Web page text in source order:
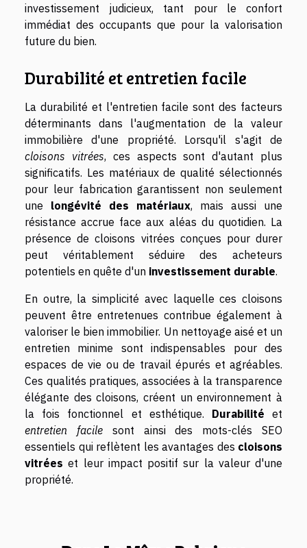
investissement judicieux, tant pour le confort
immédiat des occupants que pour la valorisation
future du bien.
Durabilité et entretien facile
La durabilité et l'entretien facile sont des facteurs
déterminants dans l'augmentation de la valeur
immobilière d'une propriété. Lorsqu'il s'agit de
cloisons vitrées, ces aspects sont d'autant plus
significatifs. Les matériaux de qualité sélectionnés
pour leur fabrication garantissent non seulement
une longévité des matériaux, mais aussi une
résistance accrue face aux aléas du quotidien. La
présence de cloisons vitrées conçues pour durer
peut véritablement séduire des acheteurs
potentiels en quête d'un investissement durable.
En outre, la simplicité avec laquelle ces cloisons
peuvent être entretenues contribue également à
valoriser le bien immobilier. Un nettoyage aisé et un
entretien minime sont indispensables pour des
espaces de vie ou de travail épurés et agréables.
Ces qualités pratiques, associées à la transparence
élégante des cloisons, créent un environnement à
la fois fonctionnel et esthétique. Durabilité et
entretien facilesont ainsi des mots-clés SEO
essentiels qui reflètent les avantages des cloisons
vitrées et leur impact positif sur la valeur d'une
propriété.